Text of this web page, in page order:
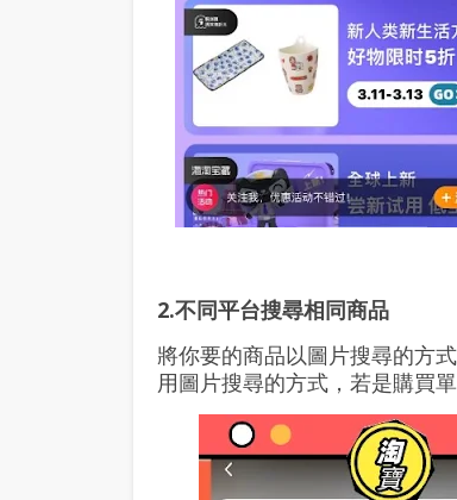
2.不同平台搜尋相同商品
將你要的商品以圖片搜尋的方
用圖片搜尋的方式，若是購買